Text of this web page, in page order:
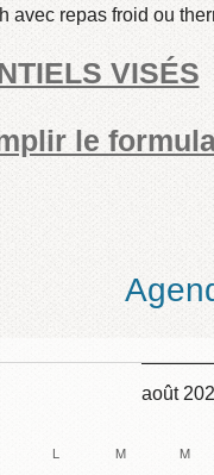
avec repas froid ou
VISÉS
le
août
L MMARDI M